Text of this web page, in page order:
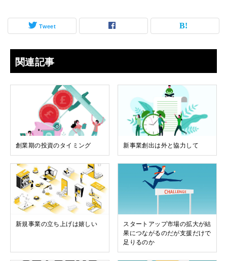
Tweet
関連記事
創業期の投資のタイミング 新事業創出は外と協力して
新規事業の立ち上げは嬉しい
スタートアップ市場の拡大が結
果につながるのだが支援だけで
足りるのか